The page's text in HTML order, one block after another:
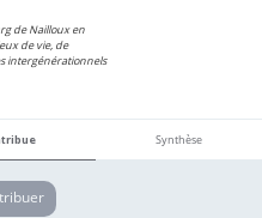
de Nailloux en
de vie, de
intergénérationnels
Synthèse